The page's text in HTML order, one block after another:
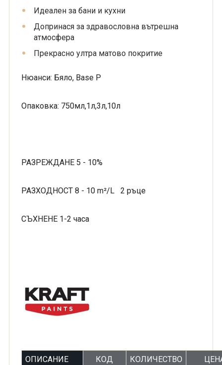
Идеален за бани и кухни
Допринася за здравословна вътрешна
атмосфера
Прекрасно ултра матово покритие
Нюанси: Бяло, Base P
Опаковка: 750мл,1л,3л,10л
РАЗРЕЖДАНЕ 5 - 10%
РАЗХОДНОСТ 8 - 10 m²/L 2 ръце
СЪХНЕНЕ 1-2 часа
ОПИСАНИЕ КОД КОЛИЧЕСТВО